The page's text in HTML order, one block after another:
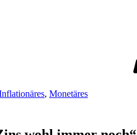
, Monetäres